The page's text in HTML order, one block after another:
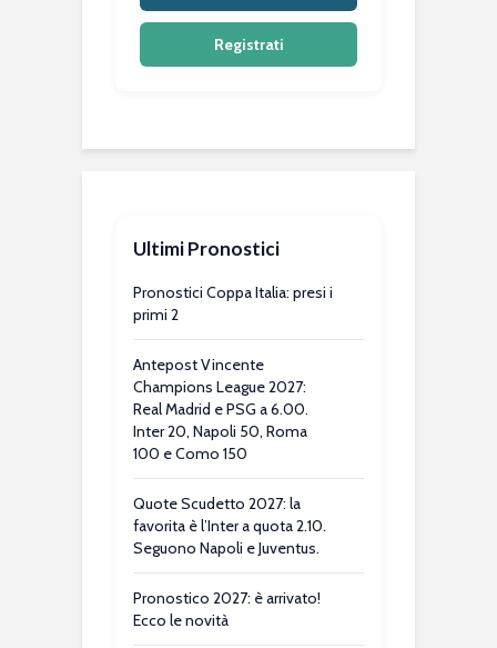
Registrati
Ultimi Pronostici
Pronostici Coppa Italia: presi i
primi 2
Antepost Vincente
Champions League 2027:
Real Madrid e PSG a 6.00.
Inter 20, Napoli 50, Roma
100 e Como 150
Quote Scudetto 2027: la
favorita è l’Inter a quota 2.10.
Seguono Napoli e Juventus.
Pronostico 2027: è arrivato!
Ecco le novità